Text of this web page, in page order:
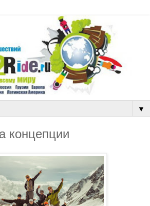
▼
концепции